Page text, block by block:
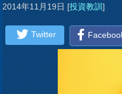
2014年11月19日[投資教訓]
Twitter